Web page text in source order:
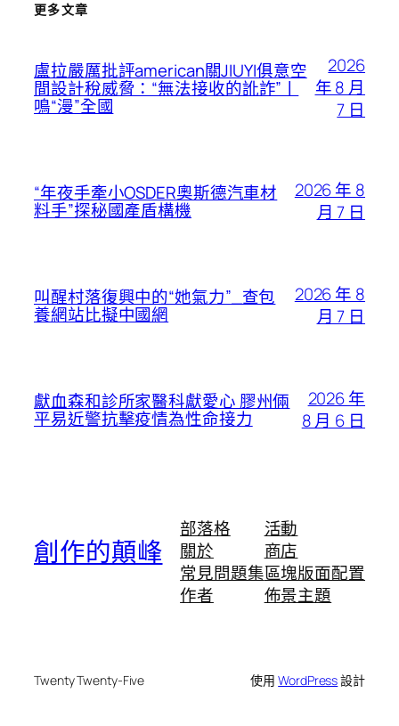
更多文章
盧拉嚴厲批評american關JIUYI俱意空
間設計稅威脅：“無法接收的訛詐”丨
鳴“漫”全國
2026
年 8 月
7 日
“年夜手牽小OSDER奧斯德汽車材
料手”探秘國產盾構機
2026 年 8
月 7 日
叫醒村落復興中的“她氣力”_查包
養網站比擬中國網
2026 年 8
月 7 日
獻血森和診所家醫科獻愛心 膠州倆
平易近警抗擊疫情為性命接力
2026 年
8 月 6 日
創作的顛峰
部落格
關於
常見問題集
作者
活動
商店
區塊版面配置
佈景主題
Twenty Twenty-Five 使用WordPress設計